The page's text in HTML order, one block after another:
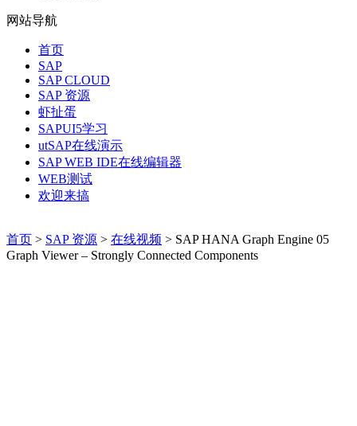
网站导航
首页
SAP
SAP CLOUD
SAP 资源
虾扯蛋
SAPUI5学习
utSAP在线演示
SAP WEB IDE在线编辑器
WEB测试
欢迎来搞
首页 > SAP 资源 > 在线视频 > SAP HANA Graph Engine 05
Graph Viewer – Strongly Connected Components